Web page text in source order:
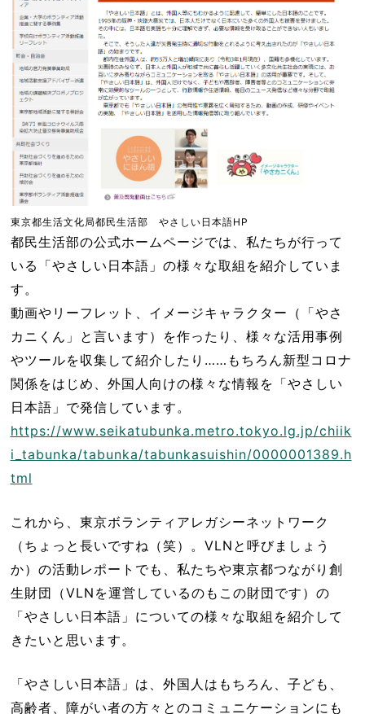
東京都生活文化局都民生活部 やさしい日本語HP
都民生活部の公式ホームページでは、私たちが行って
いる「やさしい日本語」の様々な取組を紹介していま
す。
動画やリーフレット、イメージキャラクター（「やさ
カニくん」と言います）を作ったり、様々な活用事例
やツールを収集して紹介したり……もちろん新型コロナ
関係をはじめ、外国人向けの様々な情報を「やさしい
日本語」で発信しています。
https://www.seikatubunka.metro.tokyo.lg.jp/chiik
i_tabunka/tabunka/tabunkasuishin/0000001389.h
tml
これから、東京ボランティアレガシーネットワーク
（ちょっと長いですね（笑）。VLNと呼びましょう
か）の活動レポートでも、私たちや東京都つながり創
生財団（VLNを運営しているのもこの財団です）の
「やさしい日本語」についての様々な取組を紹介して
きたいと思います。
「やさしい日本語」は、外国人はもちろん、子ども、
高齢者、障がい者の方々とのコミュニケーションにも